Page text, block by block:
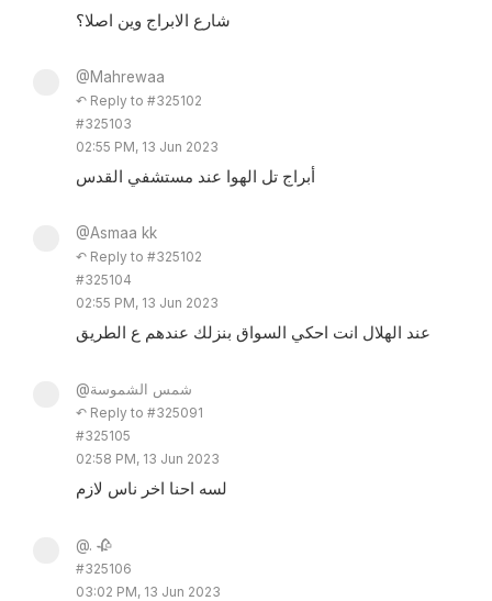
شارع الابراج وين اصلا؟
@Mahrewaa
↶ Reply to #325102
#325103
02:55 PM, 13 Jun 2023
أبراج تل الهوا عند مستشفي القدس
@Asmaa kk
↶ Reply to #325102
#325104
02:55 PM, 13 Jun 2023
عند الهلال انت احكي السواق بنزلك عندهم ع الطريق
@شمس الشموسة
↶ Reply to #325091
#325105
02:58 PM, 13 Jun 2023
لسه احنا اخر ناس لازم
@. 🥀
#325106
03:02 PM, 13 Jun 2023